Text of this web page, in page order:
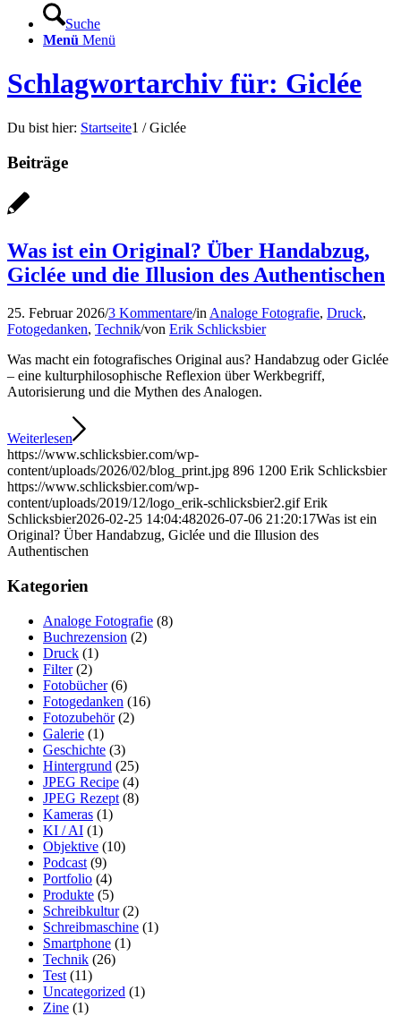
Suche
Menü Menü
Schlagwortarchiv für: Giclée
Du bist hier: Startseite1 / Giclée
Beiträge
Was ist ein Original? Über Handabzug,
Giclée und die Illusion des Authentischen
25. Februar 2026/3 Kommentare/in Analoge Fotografie, Druck,
Fotogedanken, Technik/von Erik Schlicksbier
Was macht ein fotografisches Original aus? Handabzug oder Giclée
– eine kulturphilosophische Reflexion über Werkbegriff,
Autorisierung und die Mythen des Analogen.
Weiterlesen
https://www.schlicksbier.com/wp-
content/uploads/2026/02/blog_print.jpg 896 1200 Erik Schlicksbier
https://www.schlicksbier.com/wp-
content/uploads/2019/12/logo_erik-schlicksbier2.gif Erik
Schlicksbier2026-02-25 14:04:482026-07-06 21:20:17Was ist ein
Original? Über Handabzug, Giclée und die Illusion des
Authentischen
Kategorien
Analoge Fotografie (8)
Buchrezension (2)
Druck (1)
Filter(2)
Fotobücher(6)
Fotogedanken (16)
Fotozubehör(2)
Galerie (1)
Geschichte (3)
Hintergrund (25)
JPEG Recipe (4)
JPEG Rezept (8)
Kameras (1)
KI / AI (1)
Objektive (10)
Podcast (9)
Portfolio (4)
Produkte (5)
Schreibkultur(2)
Schreibmaschine (1)
Smartphone (1)
Technik (26)
Test (11)
Uncategorized (1)
Zine (1)